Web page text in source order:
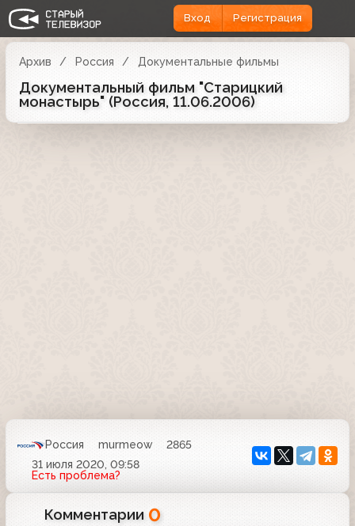
Вход Регистрация
Архив Россия Документальные фильмы
Документальный фильм "Старицкий
монастырь" (Россия, 11.06.2006)
Россия murmeow
2865
31 июля 2020, 09:58
Есть проблема?
Комментарии 0